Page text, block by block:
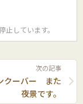
しています。
次の記事
クーバー また
夜景です。